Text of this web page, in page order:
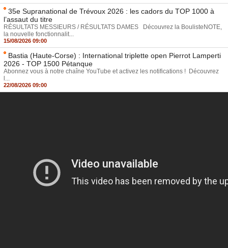
35e Supranational de Trévoux 2026 : les cadors du TOP 1000 à
l’assaut du titre
RÉSULTATS MESSIEURS / RÉSULTATS DAMES Découvrez la BoulisteNOTE,
la nouvelle fonctionnalit...
15/08/2026 09:00
Bastia (Haute-Corse) : International triplette open Pierrot Lamperti
2026 - TOP 1500 Pétanque
Abonnez vous à notre chaîne YouTube et activez les notifications ! Découvrez
l...
22/08/2026 09:00